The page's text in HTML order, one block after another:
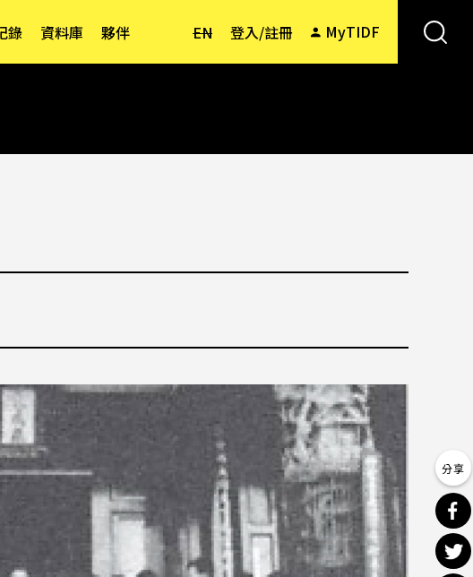
EN 登入/註冊 MyTIDF
錄 資料庫 夥伴